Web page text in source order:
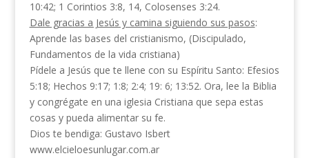
10:42; 1 Corintios 3:8, 14, Colosenses 3:24.
Dale gracias a Jesús y camina siguiendo sus pasos:
Aprende las bases del cristianismo, (Discipulado,
Fundamentos de la vida cristiana)
Pídele a Jesús que te llene con su Espíritu Santo: Efesios
5:18; Hechos 9:17; 1:8; 2:4; 19: 6; 13:52. Ora, lee la Biblia
y congrégate en una iglesia Cristiana que sepa estas
cosas y pueda alimentar su fe.
Dios te bendiga: Gustavo Isbert
www.elcieloesunlugar.com.ar